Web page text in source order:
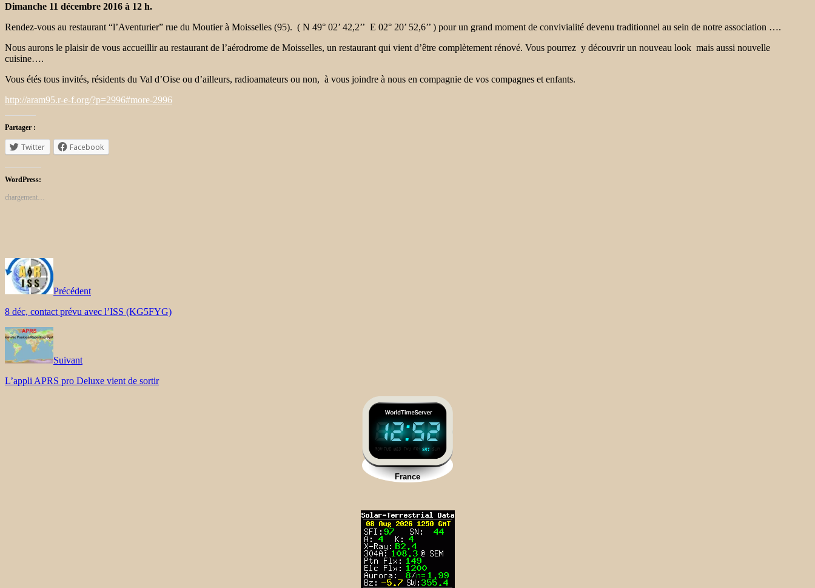
Dimanche 11 décembre 2016 à 12 h.
Rendez-vous au restaurant “l’Aventurier” rue du Moutier à Moisselles (95). ( N 49° 02’ 42,2’’ E 02° 20’ 52,6’’ ) pour un grand moment de convivialité devenu traditionnel au sein de notre association ….
Nous aurons le plaisir de vous accueillir au restaurant de l’aérodrome de Moisselles, un restaurant qui vient d’être complètement rénové. Vous pourrez y découvrir un nouveau look mais aussi nouvelle
cuisine….
Vous étés tous invités, résidents du Val d’Oise ou d’ailleurs, radioamateurs ou non, à vous joindre à nous en compagnie de vos compagnes et enfants.
http://aram95.r-e-f.org/?p=2996#more-2996
Partager :
Twitter Facebook
WordPress:
chargement…
Précédent
8 déc, contact prévu avec l’ISS (KG5FYG)
Suivant
L’appli APRS pro Deluxe vient de sortir